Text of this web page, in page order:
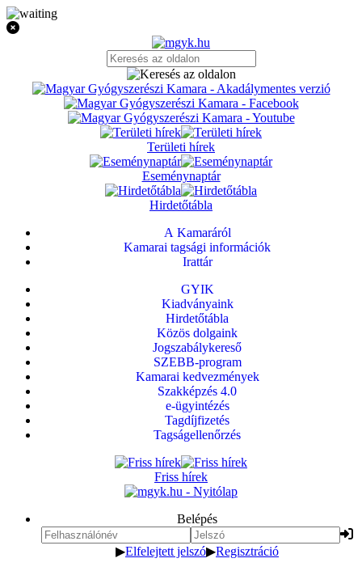
Területi hírek
Eseménynaptár
Hirdetőtábla
A Kamaráról
Kamarai tagsági információk
Irattár
GYIK
Kiadványaink
Hirdetőtábla
Közös dolgaink
Jogszabálykereső
SZEBB-program
Kamarai kedvezmények
Szakképzés 4.0
e-ügyintézés
Tagdíjfizetés
Tagságellenőrzés
Friss hírek
Belépés
▶Elfelejtett jelszó▶Regisztráció